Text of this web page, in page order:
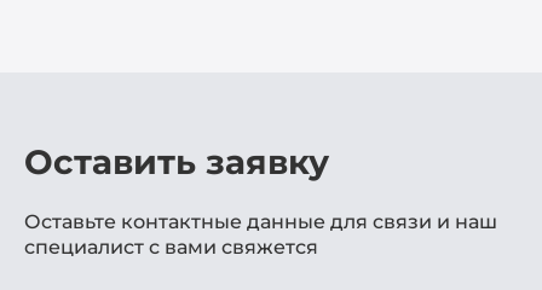
Оставить заявку
Оставьте контактные данные для связи и наш
специалист с вами свяжется